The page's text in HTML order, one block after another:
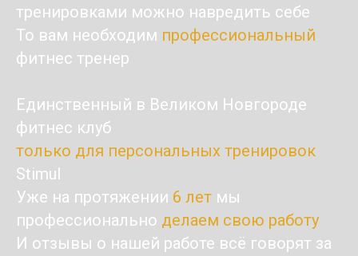
тренировками можно навредить себе
То вам необходим профессиональный
фитнес тренер
Единственный в Великом Новгороде
фитнес клуб
только для персональных тренировок
Stimul
Уже на протяжении 6 лет мы
профессионально делаем свою работу
И отзывы о нашей работе всё говорят за